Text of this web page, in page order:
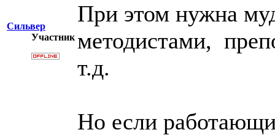
Сильвер
Участник
При этом нужна
методистами,
т.д.
Но если